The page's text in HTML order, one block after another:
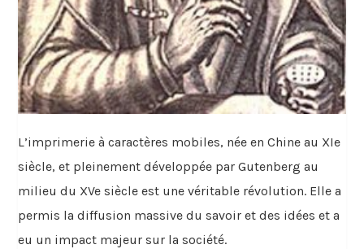
L’imprimerie à caractères mobiles, née en Chine au XIe
siècle, et pleinement développée par Gutenberg au
milieu du XVe siècle est une véritable révolution. Elle a
permis la diffusion massive du savoir et des idées et a
eu un impact majeur sur la société.